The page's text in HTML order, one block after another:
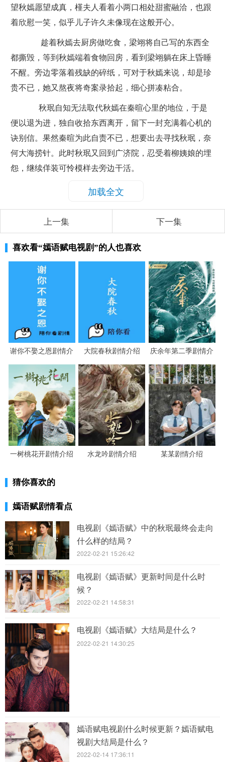
望秋嫣愿望成真，槿夫人看着小两口相处甜蜜融洽，也跟
着欣慰一笑，似乎儿子许久未像现在这般开心。
趁着秋嫣去厨房做吃食，梁翊将自己写的东西全
都撕毁，等到秋嫣端着食物回房，看到梁翊躺在床上昏睡
不醒。旁边零落着残缺的碎纸，可对于秋嫣来说，却是珍
贵不已，她又熬夜将奇案录拾起，细心拼凑粘合。
秋珉自知无法取代秋嫣在秦暄心里的地位，于是
便以退为进，独自收拾东西离开，留下一封充满着心机的
诀别信。果然秦暄为此自责不已，想要出去寻找秋珉，奈
何大海捞针。此时秋珉又回到广济院，忍受着柳姨娘的埋
怨，继续佯装可怜模样去旁边干活。
加载全文
上一集 下一集
喜欢看“嫣语赋电视剧”的人也喜欢
谢你不娶之恩剧情介
绍
大院春秋剧情介绍
庆余年第二季剧情介
绍
一树桃花开剧情介绍 水龙吟剧情介绍 某某剧情介绍
猜你喜欢的
嫣语赋剧情看点
电视剧《嫣语赋》中的秋珉最终会走向
什么样的结局？
2022-02-21 15:26:42
电视剧《嫣语赋》更新时间是什么时
候？
2022-02-21 14:58:31
电视剧《嫣语赋》大结局是什么？
2022-02-21 14:30:25
嫣语赋电视剧什么时候更新？嫣语赋电
视剧大结局是什么？
2022-02-14 17:36:11